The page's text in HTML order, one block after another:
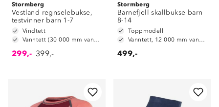
Stormberg
Vestland regnselebukse,
testvinner barn 1-7
Vindtett
Vanntett (30 000 mm vannsøyle)
299,- 399,-
Stormberg
Barnefjell skallbukse barn
8-14
Toppmodell
Vanntett, 12 000 mm vannsøyle
499,-